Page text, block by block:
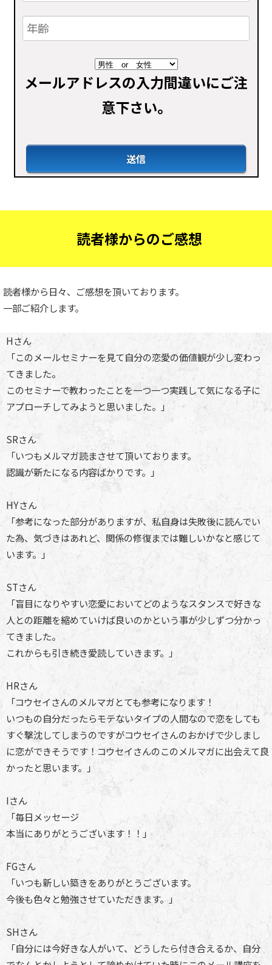
メールアドレスの入力間違いにご注
意下さい。
読者様からのご感想
読者様から日々、ご感想を頂いております。
一部ご紹介します。
Hさん
「このメールセミナーを見て自分の恋愛の価値観が少し変わっ
てきました。
このセミナーで教わったことを一つ一つ実践して気になる子に
アプローチしてみようと思いました。」
SRさん
「いつもメルマガ読まさせて頂いております。
認識が新たになる内容ばかりです。」
HYさん
「参考になった部分がありますが、私自身は失敗後に読んでい
た為、気づきはあれど、関係の修復までは難しいかなと感じて
います。」
STさん
「盲目になりやすい恋愛においてどのようなスタンスで好きな
人との距離を縮めていけば良いのかという事が少しずつ分かっ
てきました。
これからも引き続き愛読していきます。」
HRさん
「コウセイさんのメルマガとても参考になります！
いつもの自分だったらモテないタイプの人間なので恋をしても
すぐ撃沈してしまうのですがコウセイさんのおかげで少しまし
に恋ができそうです！コウセイさんのこのメルマガに出会えて良
かったと思います。」
Iさん
「毎日メッセージ
本当にありがとうございます！！」
FGさん
「いつも新しい築きをありがとうございます。
今後も色々と勉強させていただきます。」
SHさん
「自分には今好きな人がいて、どうしたら付き合えるか、自分